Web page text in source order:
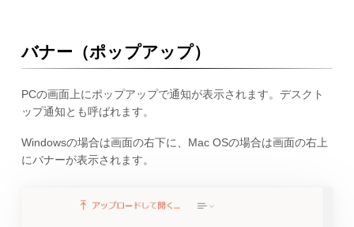
バナー（ポップアップ）
PCの画面上にポップアップで通知が表示されます。デスクト
ップ通知とも呼ばれます。
Windowsの場合は画面の右下に、Mac OSの場合は画面の右上
にバナーが表示されます。